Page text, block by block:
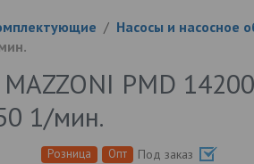
/ Насосы и насосное
PMD
1/мин.
Розница Опт
Под заказ